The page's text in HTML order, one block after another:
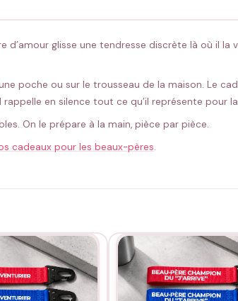
glisse une tendresse discrète là où il la
poche ou sur le trousseau de la maison. Le
en silence tout ce qu’il représente pour
On le prépare à la main, pièce par pièce.
cadeaux pour les beaux-pères.